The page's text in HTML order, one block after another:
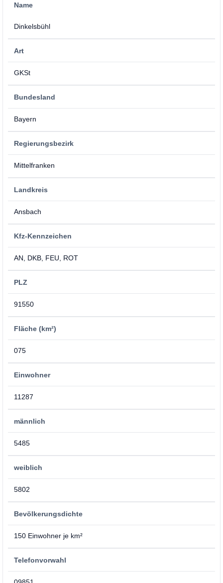
Name
Dinkelsbühl
Art
GKSt
Bundesland
Bayern
Regierungsbezirk
Mittelfranken
Landkreis
Ansbach
Kfz-Kennzeichen
AN, DKB, FEU, ROT
PLZ
91550
Fläche (km²)
075
Einwohner
11287
männlich
5485
weiblich
5802
Bevölkerungsdichte
150 Einwohner je km²
Telefonvorwahl